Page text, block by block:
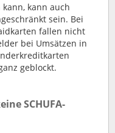
kann auch
sein. Bei
fallen nicht
bei Umsätzen in
geblockt.
SCHUFA-